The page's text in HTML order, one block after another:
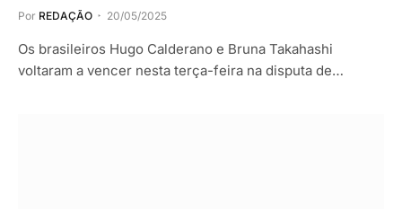
Por REDAÇÃO 20/05/2025
Os brasileiros Hugo Calderano e Bruna Takahashi
voltaram a vencer nesta terça-feira na disputa de…